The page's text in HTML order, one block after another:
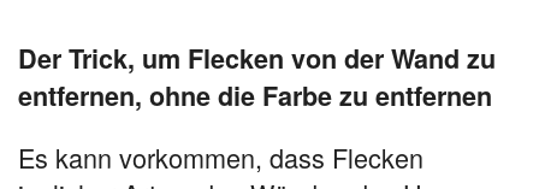
Der Trick, um Flecken von der Wand zu
entfernen, ohne die Farbe zu entfernen
Es kann vorkommen, dass Flecken